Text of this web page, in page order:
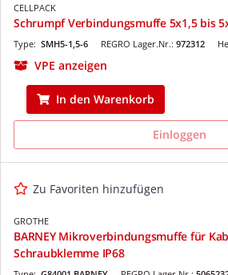
CELLPACK
Schrumpf Verbindungsmuffe 5x1,5 bis
REGRO Lager.Nr.: 972312
Type: SMH5-1,5-6
VPE anzeigen
In den Warenkorb
Einloggen
Zu Favoriten hinzufügen
GROTHE
BARNEY Mikroverbindungsmuffe für
Schraubklemme IP68